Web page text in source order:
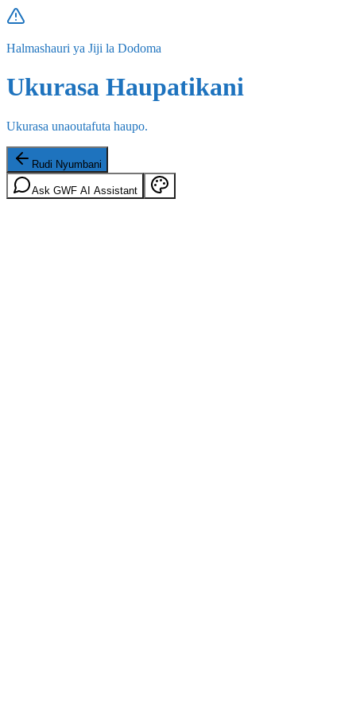
Halmashauri ya Jiji la Dodoma
Ukurasa Haupatikani
Ukurasa unaoutafuta haupo.
Rudi Nyumbani
Ask GWF AI Assistant